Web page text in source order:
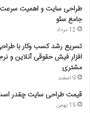
طراحی سایت و اهمیت سرعت
جامع سئو
12 مرداد
تسریع رشد کسب وکار با
افزار فیش حقوقی آنلاین و نرم
مشتری
9 اسفند
قیمت طراحی سایت چقدر
15 بهمن